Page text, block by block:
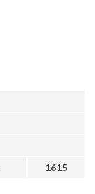
1615